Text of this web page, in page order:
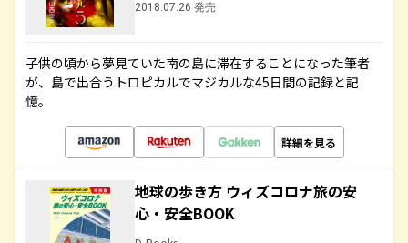
2018.07.26 発売
子供の頃から夢見ていた南の島に滞在することになった筆者
が、島で出合うトロピカルでマジカルな45日間の記録と記
憶。
詳細を見る
地球の歩き方 ウィズコロナ旅の安
心・安全BOOK